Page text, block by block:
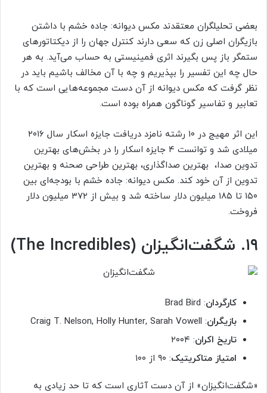
بعضی تحلیلگران معتقدند مکس دیوانه: جاده خشم با داشتن
بازیگران اصلی زن که سعی دارند کنترل جهان را از دیکتاتورهای
ستمگر باز پس بگیرند اثری فمینیستی به حساب می‌آید. به هر
حال چه این تفسیر را بپذیریم و چه با آن مخالف باشیم باید در
نظر گرفت که مکس دیوانه از آن دست مجموعه‌هایی است که با
تعابیر و تفاسیر گوناگون همراه بوده است.
این اثر مهیج در ۱۰ رشته نامزد دریافت جایزه اسکار سال ۲۰۱۶
میلادی شد و توانست ۴ جایزه اسکار را در بخش‌های بهترین
تدوین صدا، بهترین صداگذاری، بهترین طراحی صحنه و بهترین
تدوین از آن خود کند. مکس دیوانه: جاده خشم با بودجه‌ای بین
۱۵۰ تا ۱۸۵ میلیون دلار ساخته شد و بیش از ۳۷۲ میلیون دلار
فروخت.
۱۹. شگفت‌انگیزان (The Incredibles)
کارگردان: Brad Bird
بازیگران: Craig T. Nelson, Holly Hunter, Sarah Vowell
تاریخ اکران: ۲۰۰۴
امتیاز متاکریتیک: ۹۰ از ۱۰۰
«شگفت‌انگیزان» از آن دست آثاری است که تا حد زیادی به